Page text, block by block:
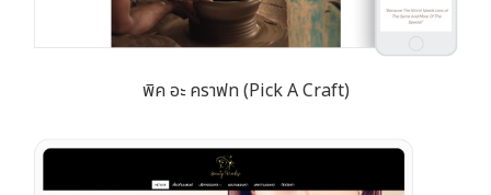
พิค อะ คราฟท (Pick A Craft)